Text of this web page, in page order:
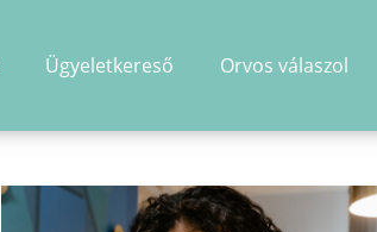
Ügyeletkereső Orvos válaszol